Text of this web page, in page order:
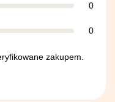
0
0
zakupem.